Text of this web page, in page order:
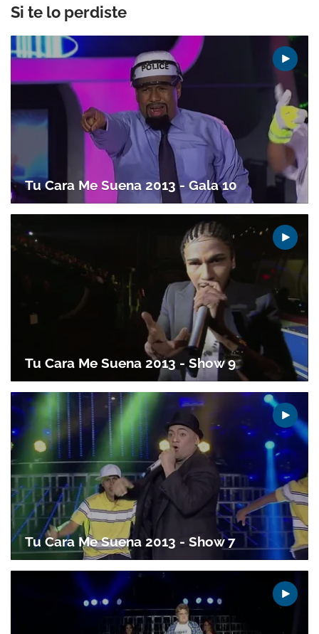
Gracias por suscribirte a nuestro boletín.
ACEPTAR
Si te lo perdiste
Tu Cara Me Suena 2013 - Gala 10
Tu Cara Me Suena 2013 - Show 9
Tu Cara Me Suena 2013 - Show 7